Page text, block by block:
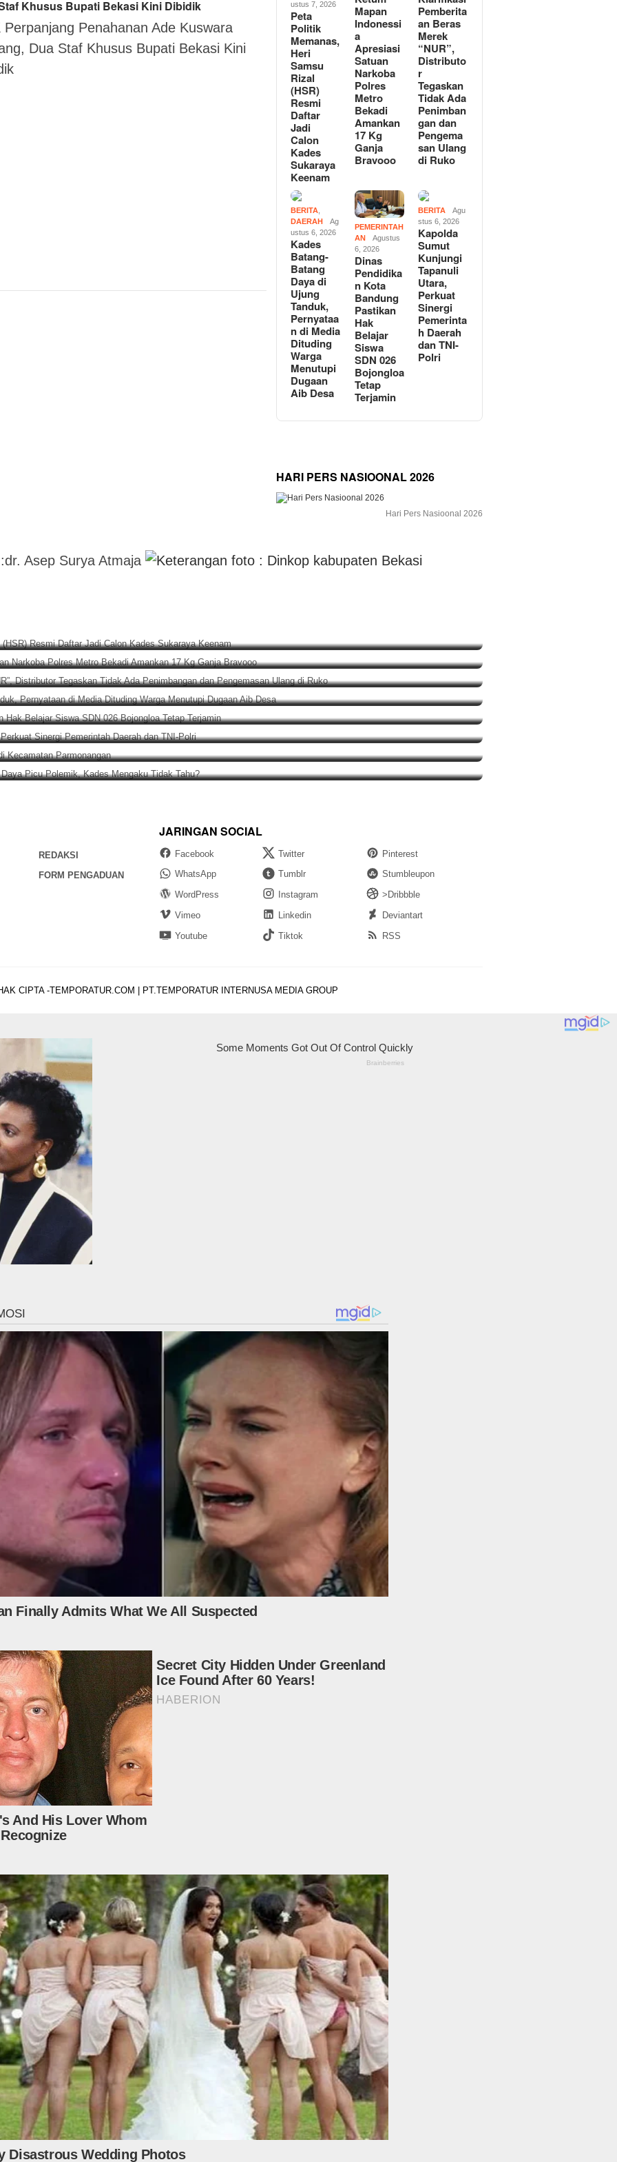
Khusus Bupati Bekasi Kini Dibidik
Perpanjang Penahanan Ade Kuswara
Dua Staf Khusus Bupati Bekasi Kini
ustus 7, 2026
Peta
Politik
Memanas,
Heri
Samsu
Rizal
(HSR)
Resmi
Daftar
Jadi
Calon
Kades
Sukaraya
Keenam
Mapan
Indonessi
a
Apresiasi
Satuan
Narkoba
Polres
Metro
Bekadi
Amankan
17 Kg
Ganja
Bravooo
Pemberita
an Beras
Merek
“NUR”,
Distributo
r
Tegaskan
Tidak Ada
Penimban
gan dan
Pengema
san Ulang
di Ruko
BERITA
DAERAH
Ag
ustus 6, 2026
Kades
Batang-
Batang
Daya di
Ujung
Tanduk,
Pernyataa
n di Media
Dituding
Warga
Menutupi
Dugaan
Aib Desa
PEMERINTAH
AN
Agustus
6, 2026
Dinas
Pendidika
n Kota
Bandung
Pastikan
Hak
Belajar
Siswa
SDN 026
Bojongloa
Tetap
Terjamin
BERITA
Agu
stus 6, 2026
Kapolda
Sumut
Kunjungi
Tapanuli
Utara,
Perkuat
Sinergi
Pemerinta
h Daerah
dan TNI-
Polri
HARI PERS NASIOONAL 2026
Hari Pers Nasioonal 2026
(HSR) Resmi Daftar Jadi Calon Kades Sukaraya Keenam
Satuan Narkoba Polres Metro Bekadi Amankan 17 Kg Ganja Bravooo
“NUR”, Distributor Tegaskan Tidak Ada Penimbangan dan Pengemasan Ulang di Ruko
Tanduk, Pernyataan di Media Dituding Warga Menutupi Dugaan Aib Desa
Hak Belajar Siswa SDN 026 Bojongloa Tetap Terjamin
Perkuat Sinergi Pemerintah Daerah dan TNI-Polri
di Kecamatan Parmonangan
Daya Picu Polemik, Kades Mengaku Tidak Tahu?
REDAKSI
FORM PENGADUAN
JARINGAN SOCIAL
Facebook Twitter
Pinterest
WhatsApp
Tumblr
Stumbleupon
WordPress
Instagram
>Dribbble
Vimeo
Linkedin
Deviantart
Youtube
Tiktok RSS
CIPTA -TEMPORATUR.COM | PT.TEMPORATUR INTERNUSA MEDIA GROUP